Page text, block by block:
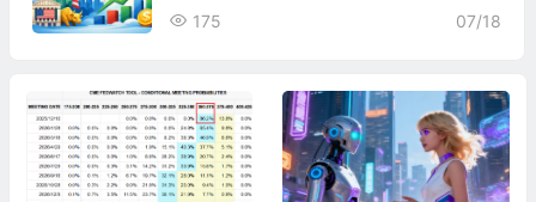
07/18
175